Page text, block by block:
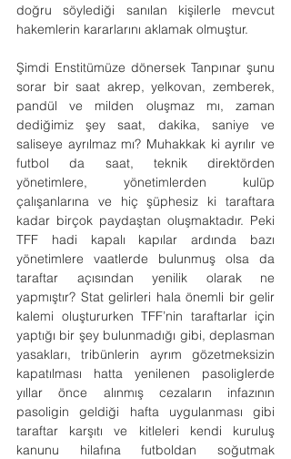
doğru söylediği sanılan kişilerle mevcut
hakemlerin kararlarını aklamak olmuştur.
Şimdi Enstitümüze dönersek Tanpınar şunu
sorar bir saat akrep, yelkovan, zemberek,
pandül ve milden oluşmaz mı, zaman
dediğimiz şey saat, dakika, saniye ve
saliseye ayrılmaz mı? Muhakkak ki ayrılır ve
futbol da saat, teknik direktörden
yönetimlere, yönetimlerden kulüp
çalışanlarına ve hiç şüphesiz ki taraftara
kadar birçok paydaştan oluşmaktadır. Peki
TFF hadi kapalı kapılar ardında bazı
yönetimlere vaatlerde bulunmuş olsa da
taraftar açısından yenilik olarak ne
yapmıştır? Stat gelirleri hala önemli bir gelir
kalemi oluştururken TFF’nin taraftarlar için
yaptığı bir şey bulunmadığı gibi, deplasman
yasakları, tribünlerin ayrım gözetmeksizin
kapatılması hatta yenilenen pasoliglerde
yıllar önce alınmış cezaların infazının
pasoligin geldiği hafta uygulanması gibi
taraftar karşıtı ve kitleleri kendi kuruluş
kanunu hilafına futboldan soğutmak